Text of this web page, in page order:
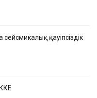
қауіпсіздік